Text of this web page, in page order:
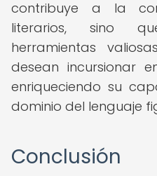
contribuye a la
literarios, sino
herramientas
desean incursionar
enriqueciendo su
dominio del lenguaje
Conclusión